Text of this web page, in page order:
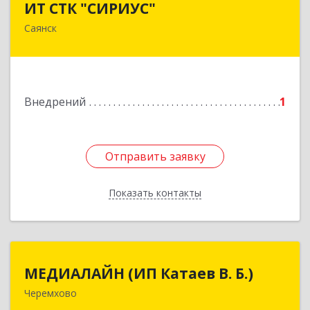
ИТ СТК "СИРИУС"
Саянск
Внедрений 1
Отправить заявку
Показать контакты
666303, Иркутская обл, Саянск г, Юбилейный
Отправить заявку
Назад
МЕДИАЛАЙН (ИП Катаев В. Б.)
Черемхово
МЕДИАЛАЙН (ИП Катаев В. Б.)
665413, Иркутская обл, Черемхово г, Ленина ул,